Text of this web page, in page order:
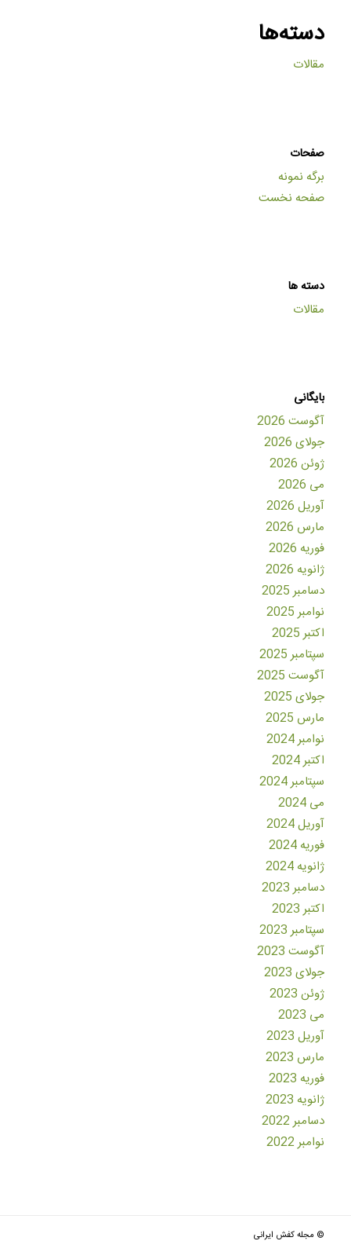
دسته‌ها
مقالات
صفحات
برگه نمونه
صفحه نخست
دسته ها
مقالات
بایگانی
آگوست 2026
جولای 2026
ژوئن 2026
می 2026
آوریل 2026
مارس 2026
فوریه 2026
ژانویه 2026
دسامبر 2025
نوامبر 2025
اکتبر 2025
سپتامبر 2025
آگوست 2025
جولای 2025
مارس 2025
نوامبر 2024
اکتبر 2024
سپتامبر 2024
می 2024
آوریل 2024
فوریه 2024
ژانویه 2024
دسامبر 2023
اکتبر 2023
سپتامبر 2023
آگوست 2023
جولای 2023
ژوئن 2023
می 2023
آوریل 2023
مارس 2023
فوریه 2023
ژانویه 2023
دسامبر 2022
نوامبر 2022
© مجله کفش ایرانی